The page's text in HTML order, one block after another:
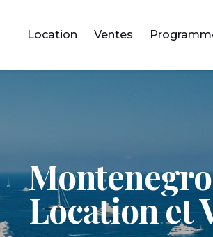
Location Ventes
Location et